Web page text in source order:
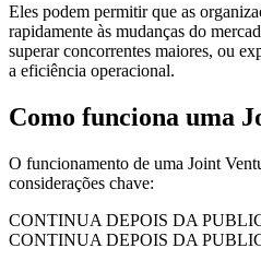
Eles podem permitir que as
rapidamente às mudanças do
superar concorrentes maiores, ou
a eficiência operacional.
Como funciona uma
O funcionamento de uma Joint
considerações chave:
CONTINUA DEPOIS DA
CONTINUA DEPOIS DA